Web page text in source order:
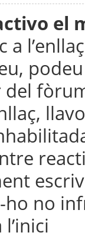
el
a
ho no